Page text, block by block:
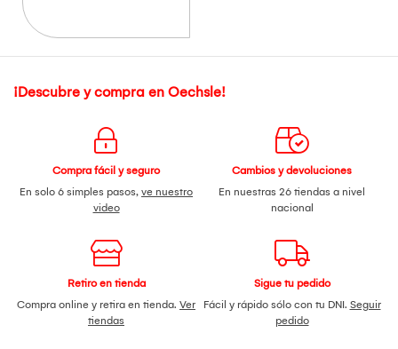
¡Descubre y compra en Oechsle!
Compra fácil y seguro
En solo 6 simples pasos, ve nuestro
video
Cambios y devoluciones
En nuestras 26 tiendas a nivel
nacional
Retiro en tienda
Compra online y retira en tienda. Ver
tiendas
Sigue tu pedido
Fácil y rápido sólo con tu DNI. Seguir
pedido